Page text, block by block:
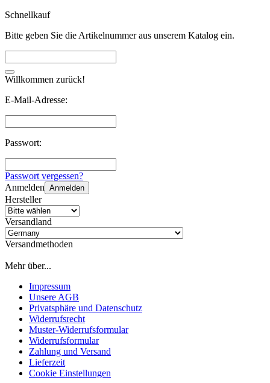
Schnellkauf
Bitte geben Sie die Artikelnummer aus unserem Katalog ein.
Willkommen zurück!
E-Mail-Adresse:
Passwort:
Passwort vergessen?
Anmelden Anmelden
Hersteller
Versandland
Versandmethoden
Mehr über...
Impressum
Unsere AGB
Privatsphäre und Datenschutz
Widerrufsrecht
Muster-Widerrufsformular
Widerrufsformular
Zahlung und Versand
Lieferzeit
Cookie Einstellungen